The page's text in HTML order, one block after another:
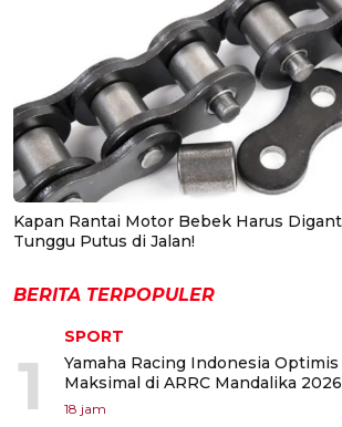
Kapan Rantai Motor Bebek Harus
Tunggu Putus di Jalan!
BERITA TERPOPULER
1
SPORT
Yamaha Racing Indonesia
Maksimal di ARRC Mandalika 2026
18 jam